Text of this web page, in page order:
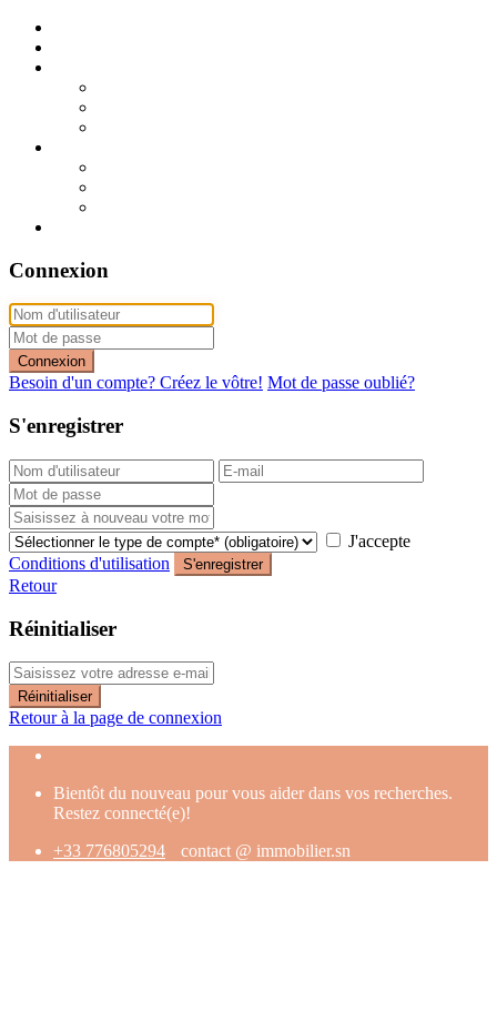
Connexion
Connexion
Besoin d'un compte? Créez le vôtre! Mot de passe oublié?
S'enregistrer
J'accepte
Conditions d'utilisation
S'enregistrer
Retour
Réinitialiser
Réinitialiser
Retour à la page de connexion
Bientôt du nouveau pour vous aider dans vos recherches.
Restez connecté(e)!
+33 776805294
contact @ immobilier.sn